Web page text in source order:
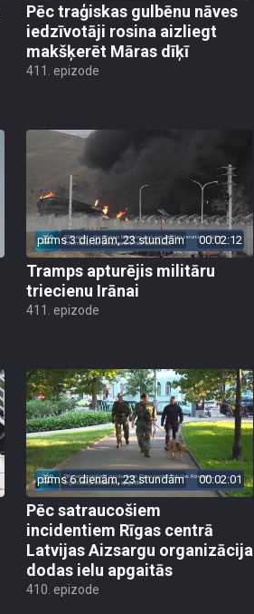
Pēc traģiskas gulbēnu nāves
iedzīvotāji rosina aizliegt
makšķerēt Māras dīķī
411. epizode
pirms 3 dienām, 23 stundām 00:02:12
Tramps apturējis militāru
triecienu Irānai
411. epizode
pirms 6 dienām, 23 stundām 00:02:01
Pēc satraucošiem
incidentiem Rīgas centrā
Latvijas Aizsargu organizācija
dodas ielu apgaitās
410. epizode